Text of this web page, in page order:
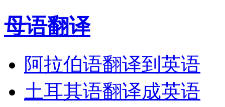
母语翻译
阿拉伯语翻译到英语
土耳其语翻译成英语